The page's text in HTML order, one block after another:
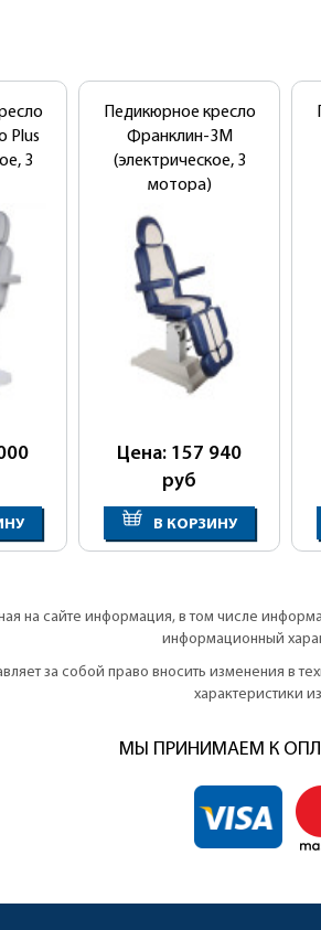
Plus
3
Педикюрное кресло
Франклин-3М
(электрическое, 3
мотора)
Цена: 157 940
руб
В КОРЗИНУ
на сайте информация, в том числе
информационный
за собой право вносить изменения в
характеристики
МЫ ПРИНИМАЕМ К